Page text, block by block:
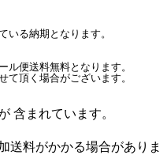
いる納期となります。
便送料無料となります。
頂く場合がございます。
含まれています。
送料がかかる場合がありま